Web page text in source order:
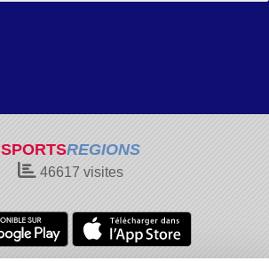
SPORTSREGIONS
46617 visites